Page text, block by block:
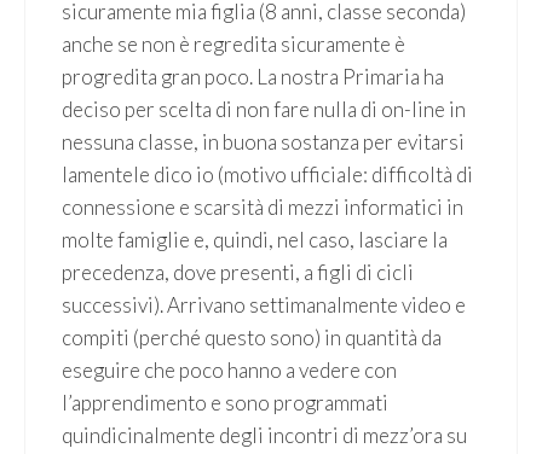
sicuramente mia figlia (8 anni, classe seconda)
anche se non è regredita sicuramente è
progredita gran poco. La nostra Primaria ha
deciso per scelta di non fare nulla di on-line in
nessuna classe, in buona sostanza per evitarsi
lamentele dico io (motivo ufficiale: difficoltà di
connessione e scarsità di mezzi informatici in
molte famiglie e, quindi, nel caso, lasciare la
precedenza, dove presenti, a figli di cicli
successivi). Arrivano settimanalmente video e
compiti (perché questo sono) in quantità da
eseguire che poco hanno a vedere con
l’apprendimento e sono programmati
quindicinalmente degli incontri di mezz’ora su